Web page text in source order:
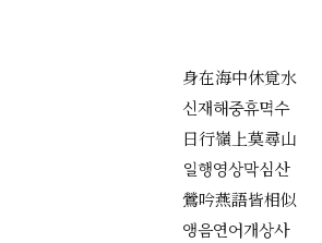
身在海中休覓水
신재해중휴멱수
日行嶺上莫尋山
일행영상막심산
鶯吟燕語皆相似
앵음연어개상사